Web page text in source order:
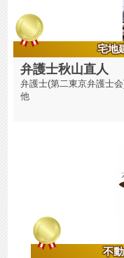
宅地
弁護士秋山直人
弁護士(第二東京弁護士
他
不